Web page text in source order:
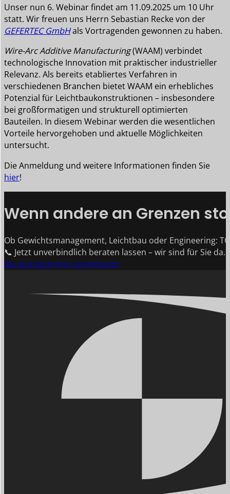
Unser nun 6. Webinar findet am 11.09.2025 um 10 Uhr
statt. Wir freuen uns Herrn Sebastian Recke von der
GEFERTEC GmbHals Vortragenden gewonnen zu haben.
Wire-Arc Additive Manufacturing(WAAM) verbindet
technologische Innovation mit praktischer industrieller
Relevanz. Als bereits etabliertes Verfahren in
verschiedenen Branchen bietet WAAM ein erhebliches
Potenzial für Leichtbaukonstruktionen – insbesondere
bei großformatigen und strukturell optimierten
Bauteilen. In diesem Webinar werden die wesentlichen
Vorteile hervorgehoben und aktuelle Möglichkeiten
untersucht.
Die Anmeldung und weitere Informationen finden Sie
hier!
Wenn andere an Grenzen
Ob Gewichtsmanagement, Leichtbau oder Engineering:
📞 Jetzt unverbindlich beraten lassen – wir sind für Sie da.
Beratungstermin vereinbaren